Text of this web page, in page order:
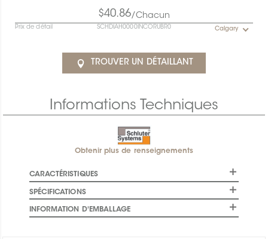
$40.86/Chacun
Prix de détail SCHDIAH0000INCORUBR0 Calgary
TROUVER UN DÉTAILLANT
Informations Techniques
Obtenir plus de renseignements
CARACTÉRISTIQUES
SPÉCIFICATIONS
INFORMATION D'EMBALLAGE